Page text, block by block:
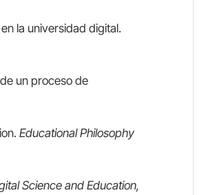
la universidad digital.
un proceso de
Educational Philosophy
Science and Education,